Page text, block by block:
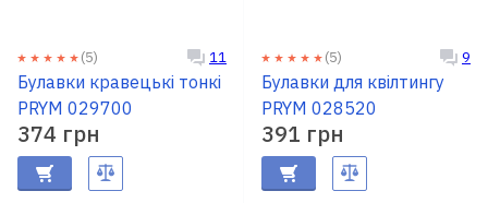
(5) 11
Булавки кравецькі тонкі
PRYM 029700
374 грн
(5) 9
Булавки для квілтингу
PRYM 028520
391 грн